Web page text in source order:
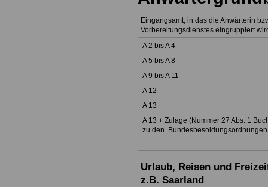
Eingangsamt, in das die Anwärterin
Vorbereitungsdienstes eingruppiert
A 2 bis A 4
A 5 bis A 8
A 9 bis A 11
A 12
A 13
A 13 + Zulage (Nummer 27 Abs. 1
zu den Bundesbesoldungsordnungen
Urlaub, Reisen und
z.B. Saarland